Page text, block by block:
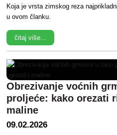
Koja je vrsta zimskog reza
u ovom članku.
čitaj više...
Obrezivanje voćnih
proljeće: kako orezati
maline
09.02.2026